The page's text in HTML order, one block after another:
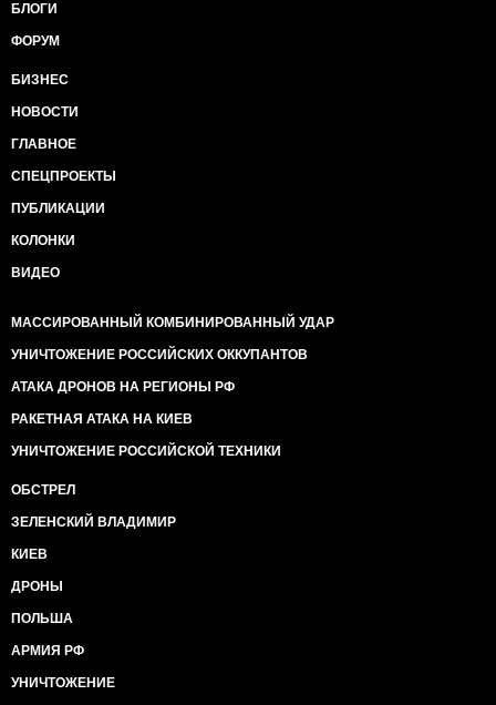
БЛОГИ
ФОРУМ
БИЗНЕС
НОВОСТИ
ГЛАВНОЕ
СПЕЦПРОЕКТЫ
ПУБЛИКАЦИИ
КОЛОНКИ
ВИДЕО
МАССИРОВАННЫЙ КОМБИНИРОВАННЫЙ УДАР
УНИЧТОЖЕНИЕ РОССИЙСКИХ ОККУПАНТОВ
АТАКА ДРОНОВ НА РЕГИОНЫ РФ
РАКЕТНАЯ АТАКА НА КИЕВ
УНИЧТОЖЕНИЕ РОССИЙСКОЙ ТЕХНИКИ
ОБСТРЕЛ
ЗЕЛЕНСКИЙ ВЛАДИМИР
КИЕВ
ДРОНЫ
ПОЛЬША
АРМИЯ РФ
УНИЧТОЖЕНИЕ